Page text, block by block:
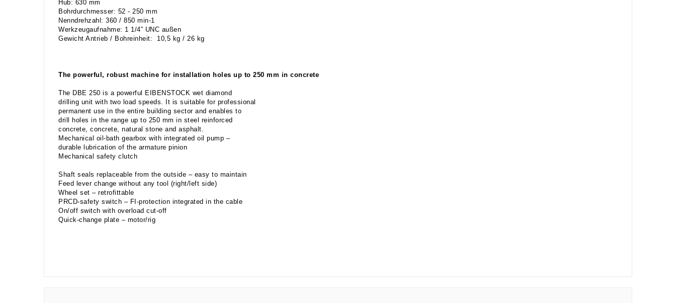
Hub: 630 mm
Bohrdurchmesser: 52 - 250 mm
Nenndrehzahl: 360 / 850 min-1
Werkzeugaufnahme: 1 1/4” UNC außen
Gewicht Antrieb / Bohreinheit: 10,5 kg / 26 kg
The powerful, robust machine for installation holes up to 250 mm in concrete
The DBE 250 is a powerful EIBENSTOCK wet diamond
drilling unit with two load speeds. It is suitable for professional
permanent use in the entire building sector and enables to
drill holes in the range up to 250 mm in steel reinforced
concrete, concrete, natural stone and asphalt.
Mechanical oil-bath gearbox with integrated oil pump –
durable lubrication of the armature pinion
Mechanical safety clutch
Shaft seals replaceable from the outside – easy to maintain
Feed lever change without any tool (right/left side)
Wheel set – retrofittable
PRCD-safety switch – FI-protection integrated in the cable
On/off switch with overload cut-off
Quick-change plate – motor/rig